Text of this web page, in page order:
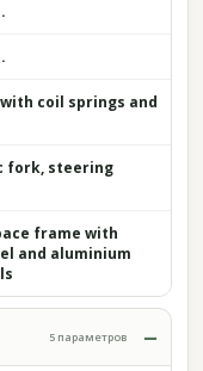
coil springs and
fork, steering
frame with
and aluminium
5 параметров